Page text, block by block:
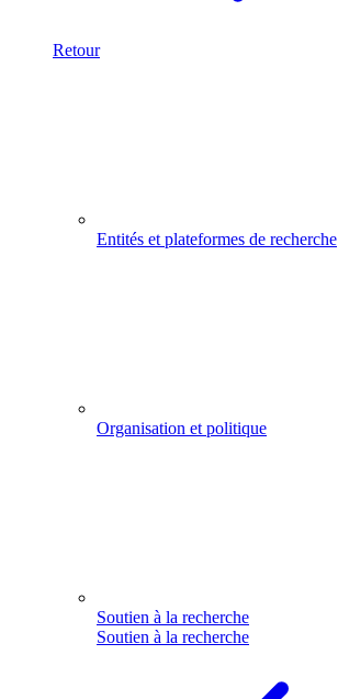
Retour
Entités et plateformes de recherche
Organisation et politique
Soutien à la recherche
Soutien à la recherche